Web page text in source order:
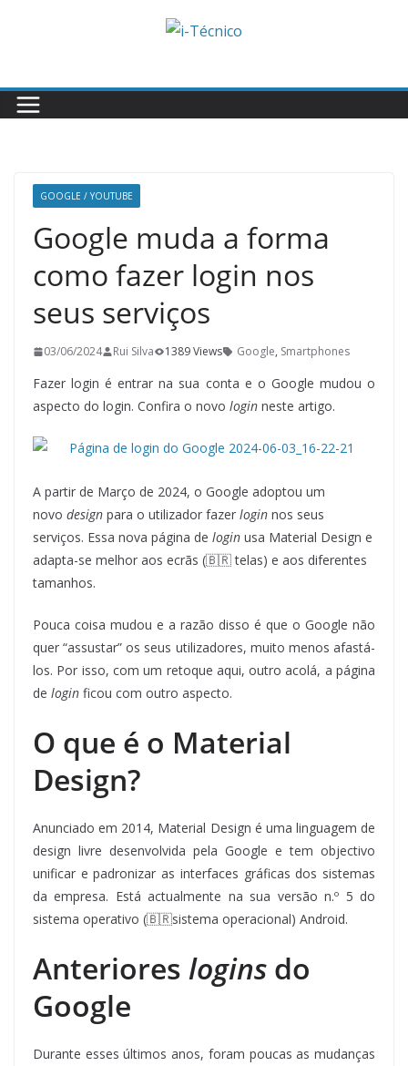
GOOGLE / YOUTUBE
Google muda a forma
como fazer login nos
seus serviços
03/06/2024 Rui Silva 1389 Views Google, Smartphones
Fazer login é entrar na sua conta e o Google mudou o
aspecto do login. Confira o novo login neste artigo.
A partir de Março de 2024, o Google adoptou um
novo design para o utilizador fazer login nos seus
serviços. Essa nova página de login usa Material Design e
adapta-se melhor aos ecrãs (🇧🇷 telas) e aos diferentes
tamanhos.
Pouca coisa mudou e a razão disso é que o Google não
quer “assustar” os seus utilizadores, muito menos afastá-
los. Por isso, com um retoque aqui, outro acolá, a página
de login ficou com outro aspecto.
O que é o Material
Design?
Anunciado em 2014, Material Design é uma linguagem de
design livre desenvolvida pela Google e tem objectivo
unificar e padronizar as interfaces gráficas dos sistemas
da empresa. Está actualmente na sua versão n.º 5 do
sistema operativo (🇧🇷sistema operacional) Android.
Anteriores logins do
Google
Durante esses últimos anos, foram poucas as mudanças